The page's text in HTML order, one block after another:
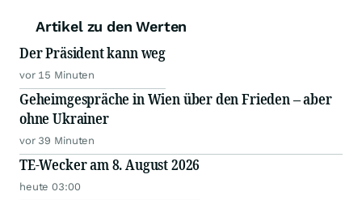
Artikel zu den Werten
Der Präsident kann weg
vor 15 Minuten
Geheimgespräche in Wien über den Frieden – aber
ohne Ukrainer
vor 39 Minuten
TE-Wecker am 8. August 2026
heute 03:00